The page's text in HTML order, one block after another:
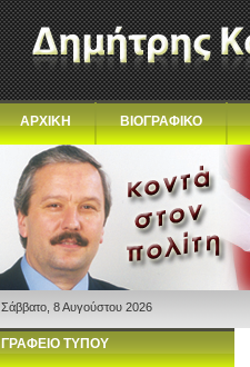
ΑΡΧΙΚΗ ΒΙΟΓΡΑΦΙΚΟ
Σάββατο, 8 Αυγούστου 2026
ΓΡΑΦΕΙΟ ΤΥΠΟΥ